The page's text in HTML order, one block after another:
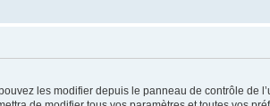
les modifier depuis le panneau de contrôle de